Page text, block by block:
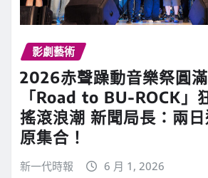
影劇藝術
2026赤聲躁動音樂祭圓
「Road to BU-ROCK」
搖滾浪潮 新聞局長：兩
原集合！
新一代時報 6 月 1, 2026